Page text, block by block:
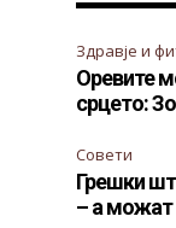
Здравје и
Оревите
срцето:
Совети
Грешки
– а можат